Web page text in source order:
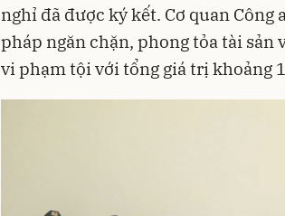
nghỉ đã được ký kết. Cơ quan
pháp ngăn chặn, phong tỏa tài sản
vi phạm tội với tổng giá trị khoảng